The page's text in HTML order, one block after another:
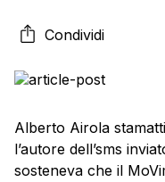
votare
senatore Airola si è
avuto con la
Condividi
Alberto Airola
l’autore dell’sms
sosteneva che il